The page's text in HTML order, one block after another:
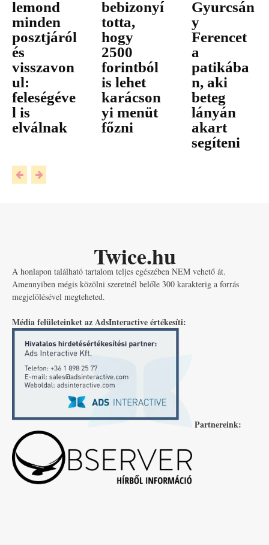
lemond
minden
posztjáról
és
visszavon
ul:
feleségéve
l is
elválnak
bebizonyí
totta,
hogy
2500
forintból
is lehet
karácson
yi menüt
főzni
Gyurcsán
y
Ferencet
a
patikába
n, aki
beteg
lányán
akart
segíteni
Twice.hu
A honlapon található tartalom teljes egészében NEM vehető át.
Amennyiben mégis közölni szeretnél belőle 300 karakterig a forrás
megjelölésével megteheted.
Média felületeinket az AdsInteractive értékesíti:
Partnereink: